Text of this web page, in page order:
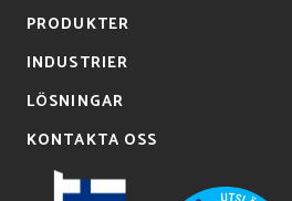
PRODUKTER
INDUSTRIER
LÖSNINGAR
KONTAKTA OSS